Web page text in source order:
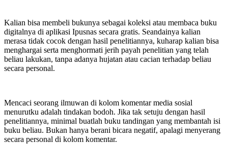
Kalian bisa membeli bukunya sebagai koleksi atau membaca buku
digitalnya di aplikasi Ipusnas secara gratis. Seandainya kalian
merasa tidak cocok dengan hasil penelitiannya, kuharap kalian bisa
menghargai serta menghormati jerih payah penelitian yang telah
beliau lakukan, tanpa adanya hujatan atau cacian terhadap beliau
secara personal.
Mencaci seorang ilmuwan di kolom komentar media sosial
menurutku adalah tindakan bodoh. Jika tak setuju dengan hasil
penelitiannya, minimal buatlah buku tandingan yang membantah isi
buku beliau. Bukan hanya berani bicara negatif, apalagi menyerang
secara personal di kolom komentar.